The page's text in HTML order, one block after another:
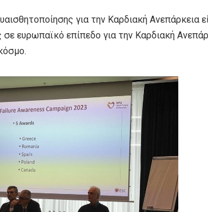
για την Καρδιακή Ανεπάρκεια
σε ευρωπαϊκό επίπεδο για την Καρδιακή